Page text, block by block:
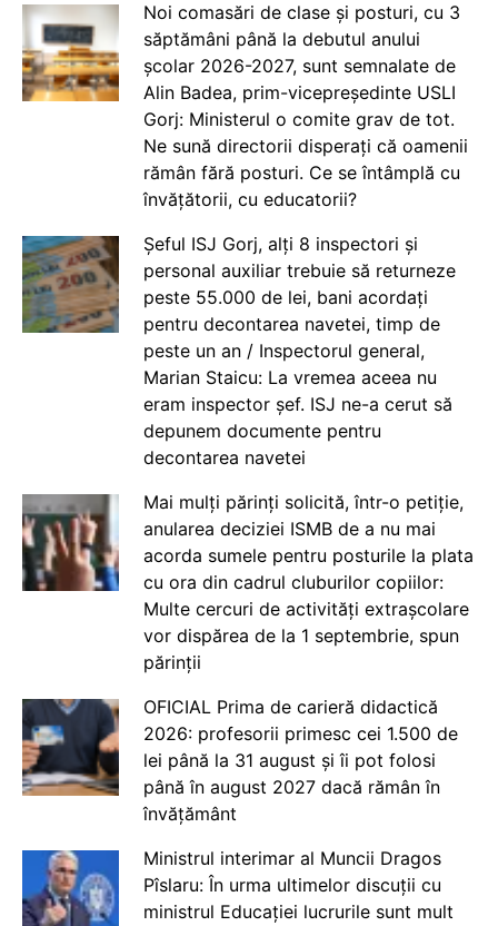
Noi comasări de clase și posturi, cu 3
săptămâni până la debutul anului
școlar 2026-2027, sunt semnalate de
Alin Badea, prim-vicepreședinte USLI
Gorj: Ministerul o comite grav de tot.
Ne sună directorii disperați că oamenii
rămân fără posturi. Ce se întâmplă cu
învățătorii, cu educatorii?
Șeful ISJ Gorj, alți 8 inspectori și
personal auxiliar trebuie să returneze
peste 55.000 de lei, bani acordați
pentru decontarea navetei, timp de
peste un an / Inspectorul general,
Marian Staicu: La vremea aceea nu
eram inspector șef. ISJ ne-a cerut să
depunem documente pentru
decontarea navetei
Mai mulți părinți solicită, într-o petiție,
anularea deciziei ISMB de a nu mai
acorda sumele pentru posturile la plata
cu ora din cadrul cluburilor copiilor:
Multe cercuri de activități extrașcolare
vor dispărea de la 1 septembrie, spun
părinții
OFICIAL Prima de carieră didactică
2026: profesorii primesc cei 1.500 de
lei până la 31 august și îi pot folosi
până în august 2027 dacă rămân în
învățământ
Ministrul interimar al Muncii Dragos
Pîslaru: În urma ultimelor discuții cu
ministrul Educației lucrurile sunt mult